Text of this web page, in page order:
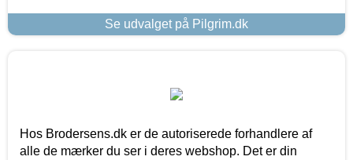
Se udvalget på Pilgrim.dk
Hos Brodersens.dk er de autoriserede forhandlere af
alle de mærker du ser i deres webshop. Det er din